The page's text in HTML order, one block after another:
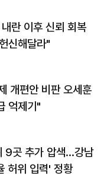
란 이후 신뢰 회복
신해달라"
개편안 비판 오세훈
억제기"
9곳 추가 압색…강남
허위 입력' 정황